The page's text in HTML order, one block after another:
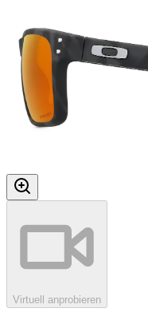
Virtuell anprobieren